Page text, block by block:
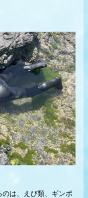
は、えび類、ギンポ